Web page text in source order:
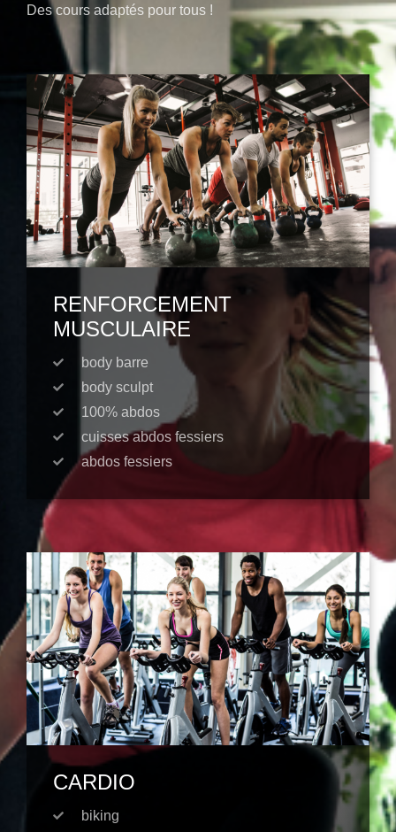
Des cours adaptés pour tous !
RENFORCEMENT
MUSCULAIRE
body barre
body sculpt
100% abdos
cuisses abdos fessiers
abdos fessiers
CARDIO
biking